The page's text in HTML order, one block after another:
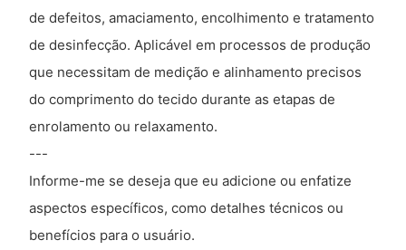
de defeitos, amaciamento, encolhimento e tratamento
de desinfecção. Aplicável em processos de produção
que necessitam de medição e alinhamento precisos
do comprimento do tecido durante as etapas de
enrolamento ou relaxamento.
---
Informe-me se deseja que eu adicione ou enfatize
aspectos específicos, como detalhes técnicos ou
benefícios para o usuário.